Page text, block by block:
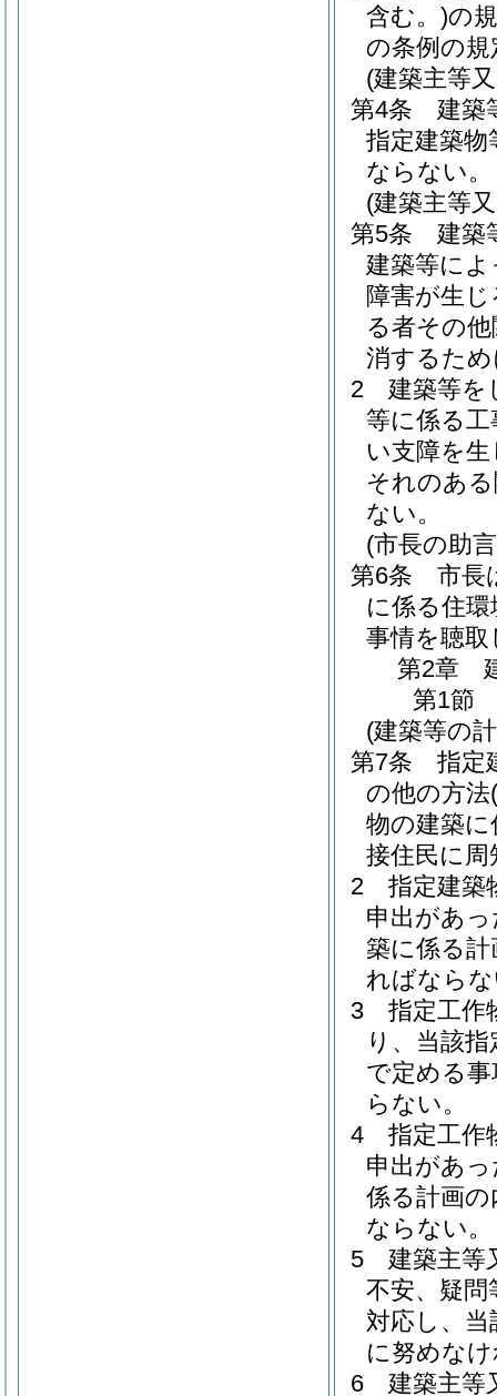
含む。)の
の条例の
(建築主等
第4条
建築
指定建築
ならない。
(建築主等
第5条
建築
建築等に
障害が生
る者その
消するた
2
建築等を
等に係る
い支障を
それのあ
ない。
(市長の助
第6条
市長
に係る住
事情を聴
第2章
第1節
(建築等の
第7条
指定
の他の方法
物の建築
接住民に
2
指定建築
申出があ
築に係る
ればなら
3
指定工作
り、当該
で定める
らない。
4
指定工作
申出があ
係る計画
ならない。
5
建築主等
不安、疑
対応し、
に努めな
6
建築主等